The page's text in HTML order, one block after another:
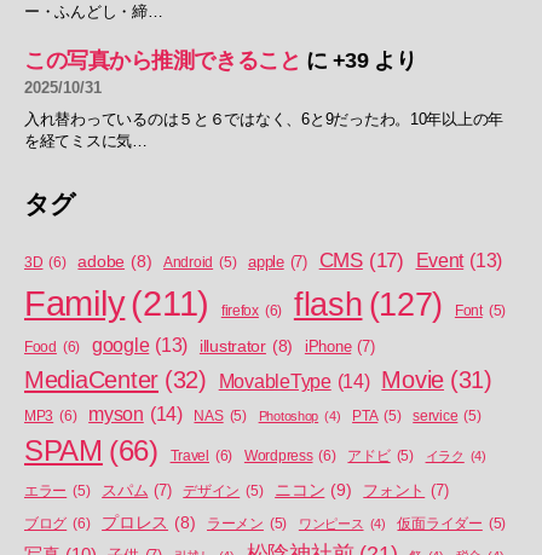
ー・ふんどし・締…
この写真から推測できること に +39より
2025/10/31
入れ替わっているのは５と６ではなく、6と9だったわ。10年以上の年
を経てミスに気…
タグ
3D (6) adobe (8) Android (5) apple (7) CMS (17) Event (13)
Family(211) firefox (6) flash (127) Font (5)
Food (6) google (13) illustrator (8) iPhone (7)
MediaCenter (32) MovableType (14) Movie (31)
MP3 (6) myson (14) NAS (5) Photoshop (4) PTA (5) service (5)
SPAM (66) Travel (6) Wordpress (6) アドビ (5) イラク (4)
エラー (5) スパム (7) デザイン (5) ニコン (9) フォント (7)
ブログ (6) プロレス (8) ラーメン (5) ワンピース (4) 仮面ライダー (5)